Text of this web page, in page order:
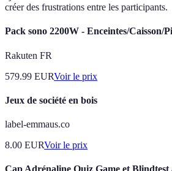
créer des frustrations entre les participants.
Pack sono 2200W - Enceintes/Caisson/
Rakuten FR
579.99 EURVoir le prix
Jeux de société en bois
label-emmaus.co
8.00 EURVoir le prix